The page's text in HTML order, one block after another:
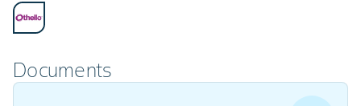
Documents